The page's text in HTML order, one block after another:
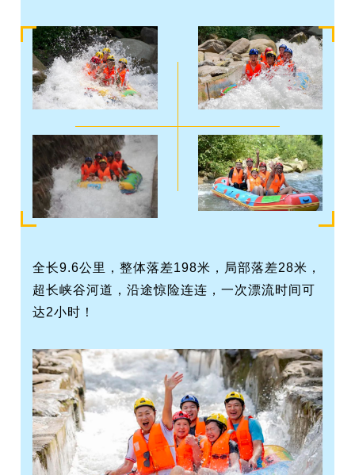
全长9.6公里，整体落差198米，局部落差28米，
超长峡谷河道，沿途惊险连连，一次漂流时间可
达2小时！